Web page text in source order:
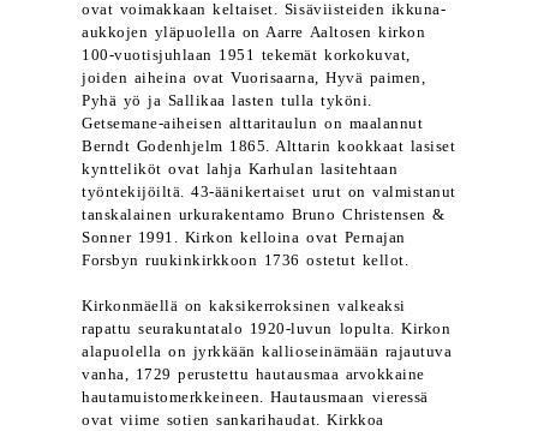
ovat voimakkaan keltaiset. Sisäviisteiden ikkuna-
aukkojen yläpuolella on Aarre Aaltosen kirkon
100-vuotisjuhlaan 1951 tekemät korkokuvat,
joiden aiheina ovat Vuorisaarna, Hyvä paimen,
Pyhä yö ja Sallikaa lasten tulla tyköni.
Getsemane-aiheisen alttaritaulun on maalannut
Berndt Godenhjelm 1865. Alttarin kookkaat lasiset
kyntteliköt ovat lahja Karhulan lasitehtaan
työntekijöiltä. 43-äänikertaiset urut on valmistanut
tanskalainen urkurakentamo Bruno Christensen &
Sonner 1991. Kirkon kelloina ovat Pernajan
Forsbyn ruukinkirkkoon 1736 ostetut kellot.
Kirkonmäellä on kaksikerroksinen valkeaksi
rapattu seurakuntatalo 1920-luvun lopulta. Kirkon
alapuolella on jyrkkään kallioseinämään rajautuva
vanha, 1729 perustettu hautausmaa arvokkaine
hautamuistomerkkeineen. Hautausmaan vieressä
ovat viime sotien sankarihaudat. Kirkkoa